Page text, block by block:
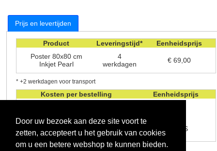
Door uw bezoek aan deze site voort te
zetten, accepteert u het gebruik van cookies
om u een betere webshop te kunnen bieden.
Prijs en levertijden
Product Leveringstijd*
Eenheidsprijs
Poster 80x80 cm
Inkjet Pearl
4
werkdagen
€ 69,00
* +2 werkdagen voor transport
Kosten per bestelling
Eenheidsprijs
Verzendkosten - levering in de
winkel
GRATIS